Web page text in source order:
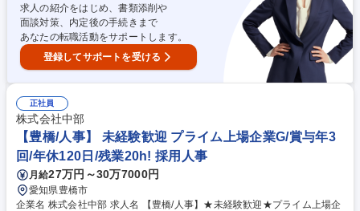
断・ヒアリング・提案 募集職種 【大阪・梅田/直営店舗のスリープアドバ
イザー】ブレインスリープ事業部★
求人の紹介をはじめ、書類添削や
面談対策、内定後の手続きまで
あなたの転職活動をサポートします。
登録してサポートを受ける
正社員
株式会社中部
【豊橋/人事】 未経験歓迎 プライム上場企業G/賞与年3
回/年休120日/残業20h! 採用人事
月給27万円～30万7000円
愛知県豊橋市
企業名 株式会社中部 求人名 【豊橋/人事】★未経験歓迎★プライム上場企